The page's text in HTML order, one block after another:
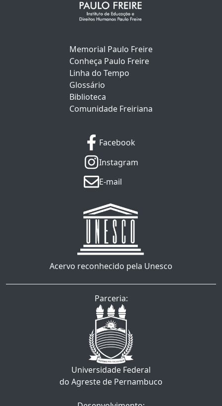
Memorial Paulo Freire
Conheça Paulo Freire
Linha do Tempo
Glossário
Biblioteca
Comunidade Freiriana
Facebook
Instagram
E-mail
Acervo reconhecido pela Unesco
Parceria:
Universidade Federal
do Agreste de Pernambuco